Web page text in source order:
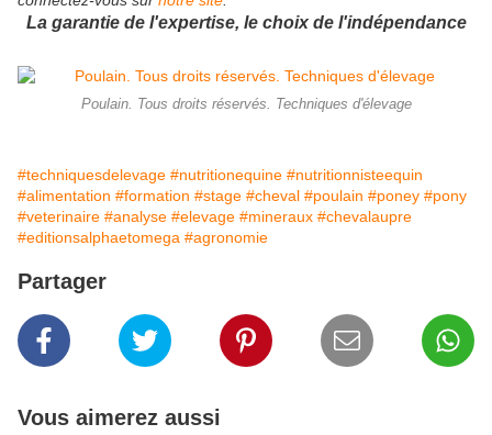
La garantie de l'expertise, le choix de l'indépendance
Poulain. Tous droits réservés. Techniques d'élevage
#techniquesdelevage #nutritionequine #nutritionnisteequin
#alimentation #formation #stage #cheval #poulain #poney #pony
#veterinaire #analyse #elevage #mineraux #chevalaupre
#editionsalphaetomega #agronomie
Partager
Vous aimerez aussi